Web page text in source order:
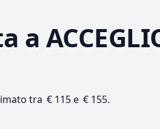
a
tra € 115 e € 155.